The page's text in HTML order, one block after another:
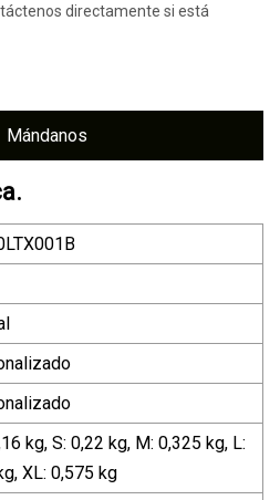
directamente si está
Mándanos
kg, S: 0,22 kg, M: 0,325 kg, L:
XL: 0,575 kg